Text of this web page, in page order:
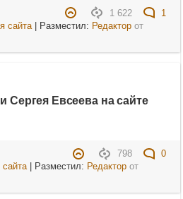
1 622
1
сайта| Разместил: Редакторот
Сергея Евсеева на сайте
798
0
| Разместил: Редакторот